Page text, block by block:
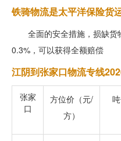
铁骑物流是太平洋保险货
全面的安全措施，损缺
0.3%，可以获得全额赔偿
江阴到张家口物流专线
张家
口
方位价（元/
方）